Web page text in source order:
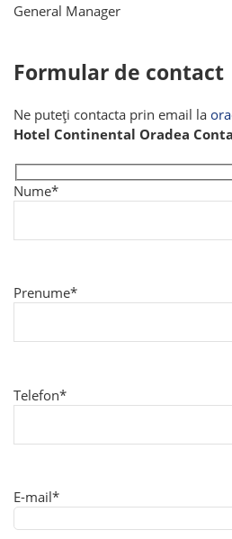
General Manager
Formular de contact
Ne puteți contacta prin email la
Hotel Continental Oradea
Nume*
Prenume*
Telefon*
E-mail*